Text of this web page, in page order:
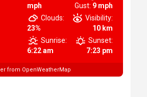
mph
Gust: 9 mph
Clouds:
23%
Visibility:
10 km
Sunrise:
6:22 am
Sunset:
7:23 pm
from OpenWeatherMap